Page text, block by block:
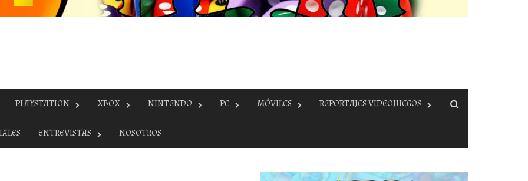
PLAYSTATION XBOX NINTENDO PC MÓVILES REPORTAJES VIDEOJUEGOS
ENTREVISTAS NOSOTROS